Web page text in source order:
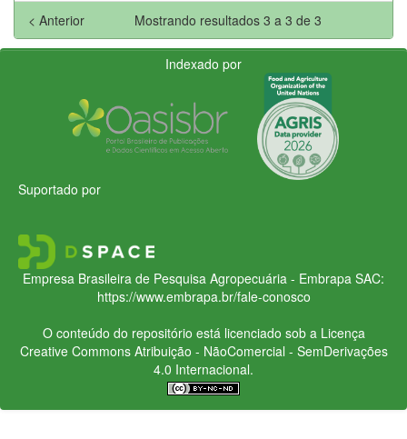
Mostrando resultados 3 a 3 de 3
< Anterior
Indexado por
Suportado por
Empresa Brasileira de Pesquisa Agropecuária - Embrapa SAC:
https://www.embrapa.br/fale-conosco
O conteúdo do repositório está licenciado sob a Licença
Creative CommonsAtribuição - NãoComercial - SemDerivações
4.0 Internacional.